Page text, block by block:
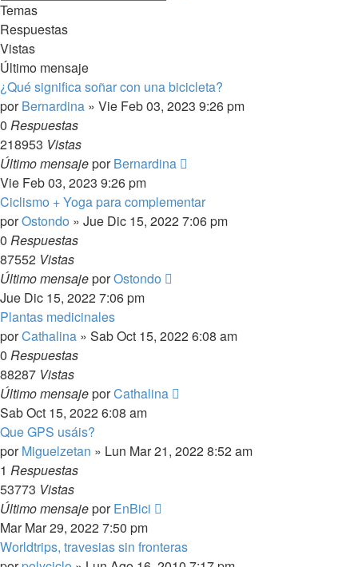
Temas
Respuestas
Vistas
Último mensaje
¿Qué significa soñar con una bicicleta?
porBernardina » Vie Feb 03, 2023 9:26 pm
0 Respuestas
218953 Vistas
Último mensajeporBernardina
Vie Feb 03, 2023 9:26 pm
Ciclismo + Yoga para complementar
porOstondo » Jue Dic 15, 2022 7:06 pm
0 Respuestas
87552 Vistas
Último mensajeporOstondo
Jue Dic 15, 2022 7:06 pm
Plantas medicinales
porCathalina » Sab Oct 15, 2022 6:08 am
0 Respuestas
88287 Vistas
Último mensajeporCathalina
Sab Oct 15, 2022 6:08 am
Que GPS usáis?
porMiguelzetan » Lun Mar 21, 2022 8:52 am
1 Respuestas
53773 Vistas
Último mensajeporEnBici
Mar Mar 29, 2022 7:50 pm
Worldtrips, travesias sin fronteras